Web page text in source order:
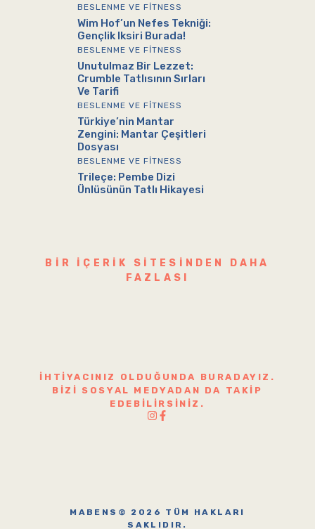
BESLENME VE FITNESS
Wim Hof’un Nefes Tekniği:
Gençlik Iksiri Burada!
BESLENME VE FITNESS
Unutulmaz Bir Lezzet:
Crumble Tatlısının Sırları
Ve Tarifi
BESLENME VE FITNESS
Türkiye’nin Mantar
Zengini: Mantar Çeşitleri
Dosyası
BESLENME VE FITNESS
Trileçe: Pembe Dizi
Ünlüsünün Tatlı Hikayesi
BIR IÇERIK SITESINDEN DAHA
FAZLASI
İHTIYACINIZ OLDUĞUNDA BURADAYIZ.
BIZI SOSYAL MEDYADAN DA TAKIP
EDEBILIRSINIZ.
MABENS© 2026 TÜM HAKLARI
SAKLIDIR.